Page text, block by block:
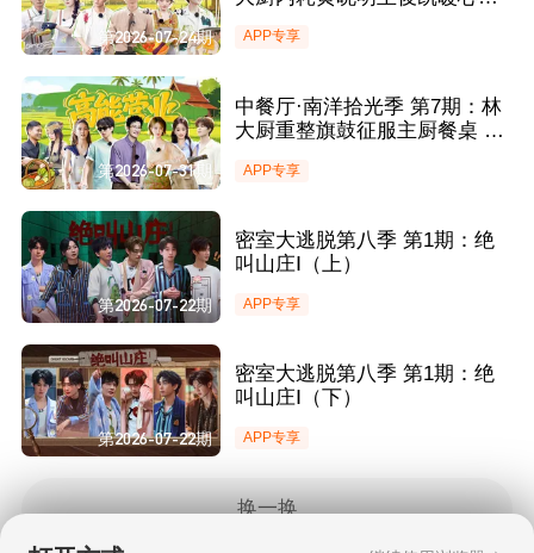
第2026-07-24期 APP专享
第2026-07-31期
中餐厅·南洋拾光季 第7期：林
大厨重整旗鼓征服主厨餐桌 王
APP专享
第2026-07-22期
密室大逃脱第八季 第1期：绝
叫山庄Ⅰ（上）
APP专享
第2026-07-22期
密室大逃脱第八季 第1期：绝
叫山庄Ⅰ（下）
APP专享
换一换